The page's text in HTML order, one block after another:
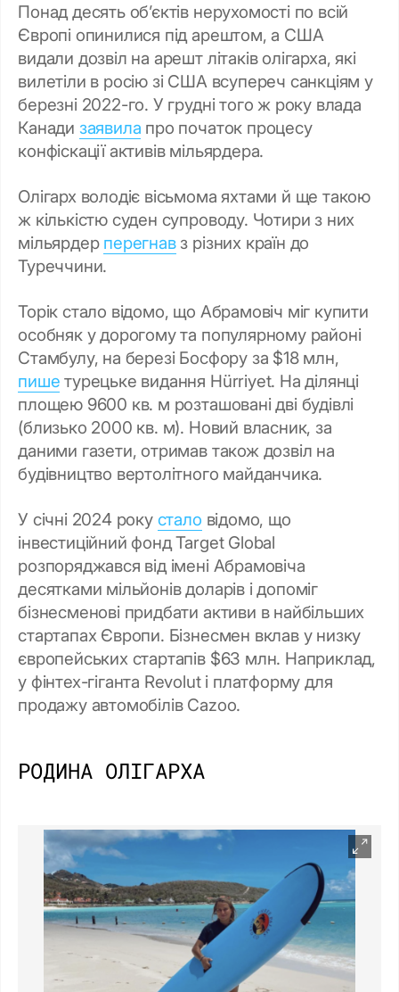
Понад десять об’єктів нерухомості по всій
Європі опинилися під арештом, а США
видали дозвіл на арешт літаків олігарха, які
вилетіли в росію зі США всупереч санкціям у
березні 2022-го. У грудні того ж року влада
Канади заявила про початок процесу
конфіскації активів мільярдера.
Олігарх володіє вісьмома яхтами й ще такою
ж кількістю суден супроводу. Чотири з них
мільярдер перегнавз різних країн до
Туреччини.
Торік стало відомо, що Абрамовіч міг купити
особняк у дорогому та популярному районі
Стамбулу, на березі Босфору за $18 млн,
пише турецьке видання Hürriyet. На ділянці
площею 9600 кв. м розташовані дві будівлі
(близько 2000 кв. м). Новий власник, за
даними газети, отримав також дозвіл на
будівництво вертолітного майданчика.
У січні 2024 року стало відомо, що
інвестиційний фонд Target Global
розпоряджався від імені Абрамовіча
десятками мільйонів доларів і допоміг
бізнесменові придбати активи в найбільших
стартапах Європи. Бізнесмен вклав у низку
європейських стартапів $63 млн. Наприклад,
у фінтех-гіганта Revolut і платформу для
продажу автомобілів Cazoo.
РОДИНА ОЛІГАРХА